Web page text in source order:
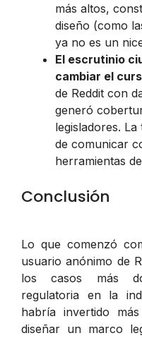
más altos,
diseño (como
ya no es un
El escrutinio
cambiar el
de Reddit con
generó
legisladores.
de comunicar
herramientas
Conclusión
Lo que comenzó
usuario anónimo de
los casos más
regulatoria en la
habría invertido
diseñar un marco